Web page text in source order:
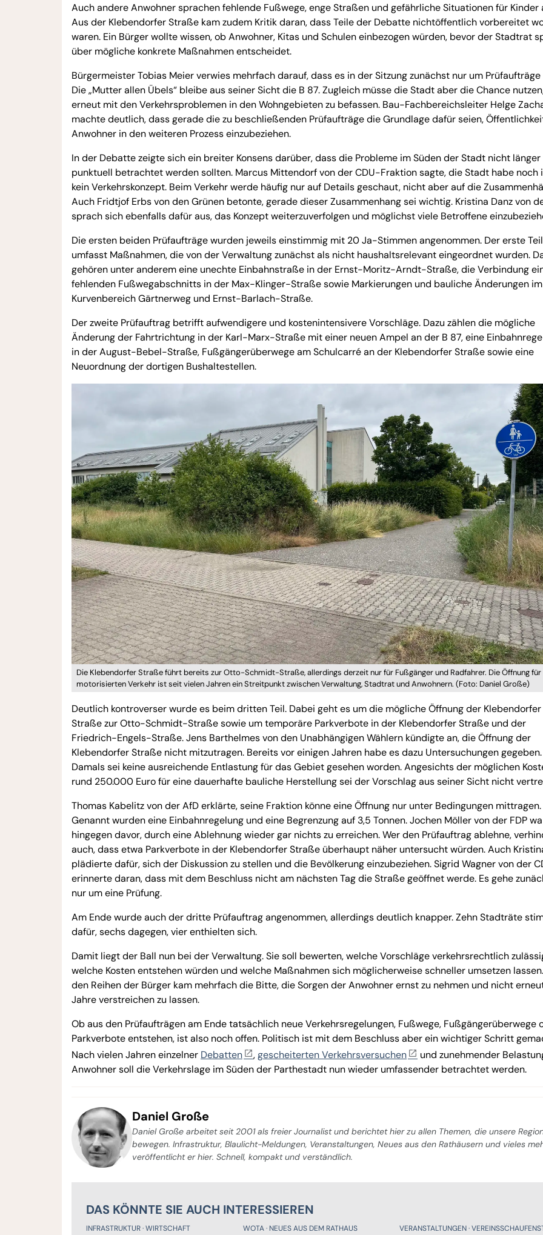
Auch andere Anwohner sprachen fehlende Fußwege, enge Straßen und gefährliche Situationen für Kinder
Aus der Klebendorfer Straße kam zudem Kritik daran, dass Teile der Debatte nichtöffentlich vorbereitet
waren. Ein Bürger wollte wissen, ob Anwohner, Kitas und Schulen einbezogen würden, bevor der Stadtrat
über mögliche konkrete Maßnahmen entscheidet.
Bürgermeister Tobias Meier verwies mehrfach darauf, dass es in der Sitzung zunächst nur um Prüfaufträge
Die „Mutter allen Übels“ bleibe aus seiner Sicht die B 87. Zugleich müsse die Stadt aber die Chance
erneut mit den Verkehrsproblemen in den Wohngebieten zu befassen. Bau-Fachbereichsleiter Helge
machte deutlich, dass gerade die zu beschließenden Prüfaufträge die Grundlage dafür seien,
Anwohner in den weiteren Prozess einzubeziehen.
In der Debatte zeigte sich ein breiter Konsens darüber, dass die Probleme im Süden der Stadt nicht länger
punktuell betrachtet werden sollten. Marcus Mittendorf von der CDU-Fraktion sagte, die Stadt habe noch
kein Verkehrskonzept. Beim Verkehr werde häufig nur auf Details geschaut, nicht aber auf die
Auch Fridtjof Erbs von den Grünen betonte, gerade dieser Zusammenhang sei wichtig. Kristina Danz von
sprach sich ebenfalls dafür aus, das Konzept weiterzuverfolgen und möglichst viele Betroffene
Die ersten beiden Prüfaufträge wurden jeweils einstimmig mit 20 Ja-Stimmen angenommen. Der erste Teil
umfasst Maßnahmen, die von der Verwaltung zunächst als nicht haushaltsrelevant eingeordnet wurden.
gehören unter anderem eine unechte Einbahnstraße in der Ernst-Moritz-Arndt-Straße, die Verbindung
fehlenden Fußwegabschnitts in der Max-Klinger-Straße sowie Markierungen und bauliche Änderungen im
Kurvenbereich Gärtnerweg und Ernst-Barlach-Straße.
Der zweite Prüfauftrag betrifft aufwendigere und kostenintensivere Vorschläge. Dazu zählen die mögliche
Änderung der Fahrtrichtung in der Karl-Marx-Straße mit einer neuen Ampel an der B 87, eine
in der August-Bebel-Straße, Fußgängerüberwege am Schulcarré an der Klebendorfer Straße sowie eine
Neuordnung der dortigen Bushaltestellen.
Die Klebendorfer Straße führt bereits zur Otto-Schmidt-Straße, allerdings derzeit nur für Fußgänger und Radfahrer. Die Öffnung für
motorisierten Verkehr ist seit vielen Jahren ein Streitpunkt zwischen Verwaltung, Stadtrat und Anwohnern. (Foto: Daniel Große)
Deutlich kontroverser wurde es beim dritten Teil. Dabei geht es um die mögliche Öffnung der Klebendorfer
Straße zur Otto-Schmidt-Straße sowie um temporäre Parkverbote in der Klebendorfer Straße und der
Friedrich-Engels-Straße. Jens Barthelmes von den Unabhängigen Wählern kündigte an, die Öffnung der
Klebendorfer Straße nicht mitzutragen. Bereits vor einigen Jahren habe es dazu Untersuchungen gegeben.
Damals sei keine ausreichende Entlastung für das Gebiet gesehen worden. Angesichts der möglichen
rund 250.000 Euro für eine dauerhafte bauliche Herstellung sei der Vorschlag aus seiner Sicht nicht
Thomas Kabelitz von der AfD erklärte, seine Fraktion könne eine Öffnung nur unter Bedingungen mittragen.
Genannt wurden eine Einbahnregelung und eine Begrenzung auf 3,5 Tonnen. Jochen Möller von der FDP
hingegen davor, durch eine Ablehnung wieder gar nichts zu erreichen. Wer den Prüfauftrag ablehne,
auch, dass etwa Parkverbote in der Klebendorfer Straße überhaupt näher untersucht würden. Auch
plädierte dafür, sich der Diskussion zu stellen und die Bevölkerung einzubeziehen. Sigrid Wagner von der
erinnerte daran, dass mit dem Beschluss nicht am nächsten Tag die Straße geöffnet werde. Es gehe
nur um eine Prüfung.
Am Ende wurde auch der dritte Prüfauftrag angenommen, allerdings deutlich knapper. Zehn Stadträte
dafür, sechs dagegen, vier enthielten sich.
Damit liegt der Ball nun bei der Verwaltung. Sie soll bewerten, welche Vorschläge verkehrsrechtlich
welche Kosten entstehen würden und welche Maßnahmen sich möglicherweise schneller umsetzen
den Reihen der Bürger kam mehrfach die Bitte, die Sorgen der Anwohner ernst zu nehmen und nicht
Jahre verstreichen zu lassen.
Ob aus den Prüfaufträgen am Ende tatsächlich neue Verkehrsregelungen, Fußwege, Fußgängerüberwege
Parkverbote entstehen, ist also noch offen. Politisch ist mit dem Beschluss aber ein wichtiger Schritt
Nach vielen Jahren einzelner Debatten ,gescheiterten Verkehrsversuchen
und zunehmender
Anwohner soll die Verkehrslage im Süden der Parthestadt nun wieder umfassender betrachtet werden.
Daniel Große
Daniel Große arbeitet seit 2001 als freier Journalist und berichtet hier zu allen Themen, die unsere
bewegen. Infrastruktur, Blaulicht-Meldungen, Veranstaltungen, Neues aus den Rathäusern und vieles
veröffentlicht er hier. Schnell, kompakt und verständlich.
DAS KÖNNTE SIE AUCH INTERESSIEREN
INFRASTRUKTUR WIRTSCHAFT WOTA NEUES AUS DEM RATHAUS VERANSTALTUNGEN